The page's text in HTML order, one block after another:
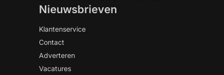
Nieuwsbrieven
Klantenservice
Contact
Adverteren
Vacatures